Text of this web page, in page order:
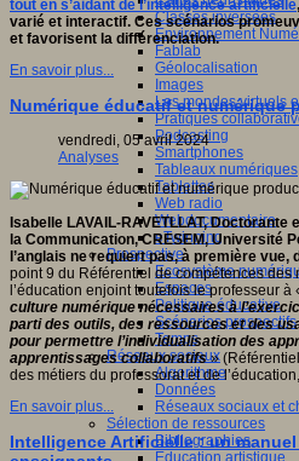
Classes inversées
Environnement
Fablab
Géolocalisation
Images
Les mondes virtuels
Pratiques
Podcasting
Smartphones
Tableaux numériques
Tablettes
Web radio
Webdocumentaire
eTwinning
Prospective
Ecosystème
Espaces
Politique éducative
Scénarios prospectifs
Temps
Réseaux sociaux
Algorithme
Données
Réseaux sociaux et
Sélection de ressources
Bibliographies
Education artistique
tout en s’aidant de l’intelligence artificielle
varié et interactif. Ces scénarios
et favorisent la différenciation.
En savoir plus...
Numérique éducatif et numérique
vendredi, 05 avril 2024
Analyses
Isabelle LAVAIL-RAVETLLAT, Doctorante
la Communication, CRESEM, Université
l’anglais ne requiert pas, à première
point 9 du Référentiel de compétences des
l’éducation enjoint toutefois le professeur à
culture numérique nécessaires à
parti des outils, des ressources et des
pour permettre l’individualisation des
apprentissages collaboratifs»
des métiers du professorat et de
En savoir plus...
Intelligence Artificielle : un